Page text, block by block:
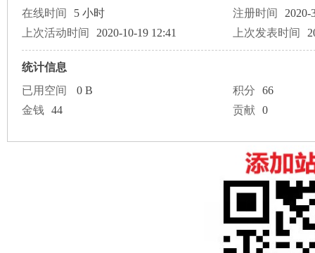
在线时间
5 小时 注册时间
2020-
上次活动时间
2020-10-19 12:41 上次发表时间
统计信息
已用空间
0 B 积分
66
金钱
44 贡献 0